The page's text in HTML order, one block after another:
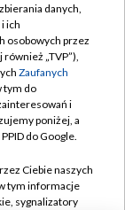
danych,
ich
osobowych przez
„TVP”),
Zaufanych
tym do
i
poniżej, a
do Google.
Ciebie naszych
tym informacje
sygnalizatory